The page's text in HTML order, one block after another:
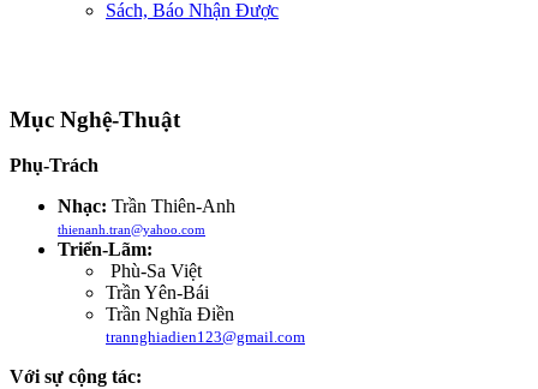
Sách, Báo Nhận Được
Mục Nghệ-Thuật
Phụ-Trách
Nhạc: Trần Thiên-Anh
thienanh.tran@yahoo.com
Triển-Lãm:
Phù-Sa Việt
Trần Yên-Bái
Trần Nghĩa Điền
trannghiadien123@gmail.com
Với sự cộng tác: